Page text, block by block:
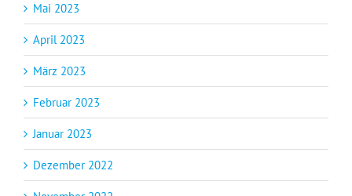
Mai 2023
April 2023
März 2023
Februar 2023
Januar 2023
Dezember 2022